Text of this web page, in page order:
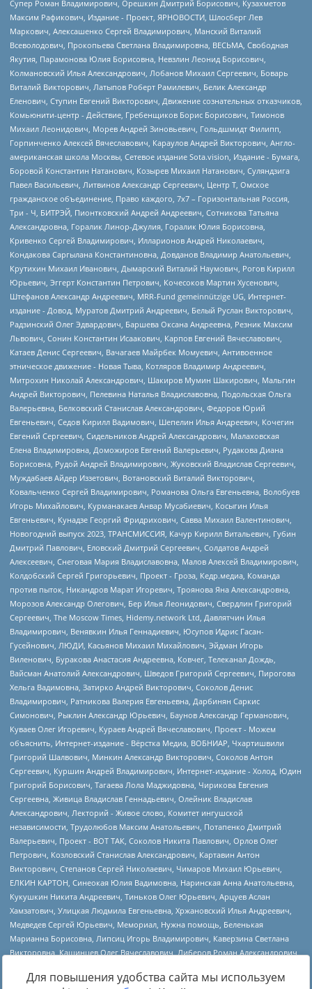
Для повышения удобства сайта мы используем